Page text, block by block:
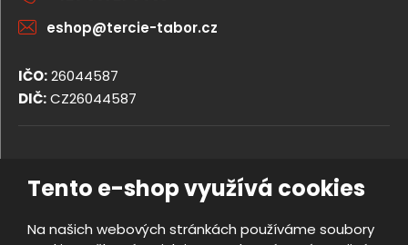
Tento e-shop využívá cookies
Na našich webových stránkách používáme soubory
eshop@tercie-tabor.cz
IČO:26044587
DIČ:CZ26044587
Obchodní podmínky
Prohlášení o přístupnosti